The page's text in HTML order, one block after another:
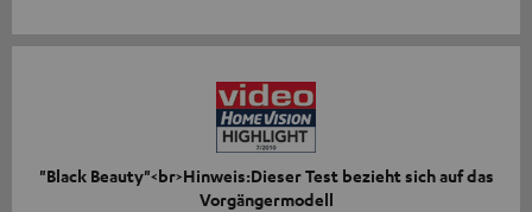
"Black Beauty"<br>Hinweis:Dieser Test bezieht sich auf das
Vorgängermodell